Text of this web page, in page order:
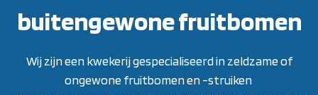
buitengewone fruitbomen
Wij zijn een kwekerij gespecialiseerd in zeldzame of
ongewone fruitbomen en -struiken